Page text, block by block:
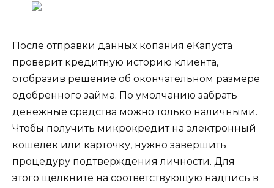
После отправки данных копания еКапуста
проверит кредитную историю клиента,
отобразив решение об окончательном размере
одобренного займа. По умолчанию забрать
денежные средства можно только наличными.
Чтобы получить микрокредит на электронный
кошелек или карточку, нужно завершить
процедуру подтверждения личности. Для
этого щелкните на соответствующую надпись в